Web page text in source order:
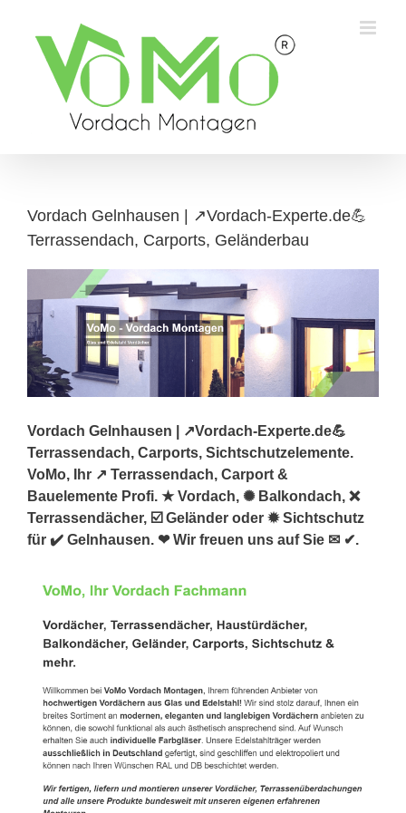
content
Vordach Gelnhausen | ↗️Vordach-Experte.de💪
Terrassendach, Carports, Geländerbau
Vordach Gelnhausen | ↗️Vordach-Experte.de💪
Terrassendach, Carports, Sichtschutzelemente.
VoMo, Ihr ↗️ Terrassendach, Carport &
Bauelemente Profi. ★ Vordach, ✺ Balkondach, ❌
Terrassendächer, ☑️ Geländer oder ✹ Sichtschutz
für ✔️ Gelnhausen. ❤ Wir freuen uns auf Sie ✉ ✔.